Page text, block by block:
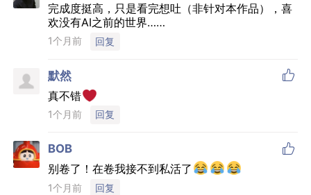
完成度挺高，只是看完想吐（非针对本作品），喜
欢没有AI之前的世界……
1个月前 回复
默然 
真不错
1个月前 回复
BOB 
别卷了！在卷我接不到私活了
1个月前 回复